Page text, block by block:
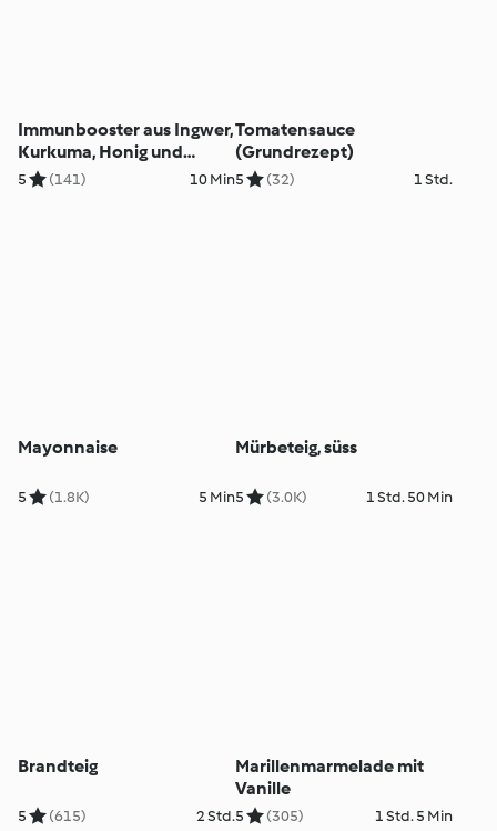
Immunbooster aus Ingwer,
Kurkuma, Honig und
Zitrone
5 (141) 10 Min
Tomatensauce
(Grundrezept)
5 (32) 1 Std.
Mayonnaise
5 (1.8K) 5 Min
Mürbeteig, süss
5 (3.0K) 1 Std. 50 Min
Brandteig
5 (615) 2 Std.
Marillenmarmelade mit
Vanille
5 (305) 1 Std. 5 Min